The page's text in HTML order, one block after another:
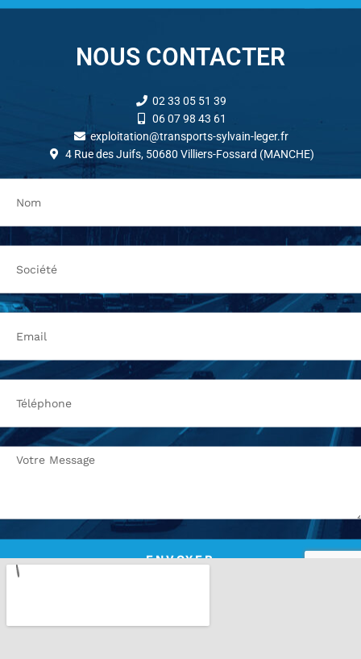
NOUS CONTACTER
02 33 05 51 39
06 07 98 43 61
exploitation@transports-sylvain-leger.fr
4 Rue des Juifs, 50680 Villiers-Fossard (MANCHE)
ENVOYER